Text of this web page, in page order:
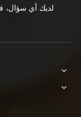
لديك أي سؤال،